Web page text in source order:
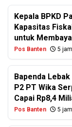
Kepala BPKD
Kapasitas
untuk
Pos Banten 5
Bapenda
P2 PT Wika
Capai Rp8,4
Pos Banten 5